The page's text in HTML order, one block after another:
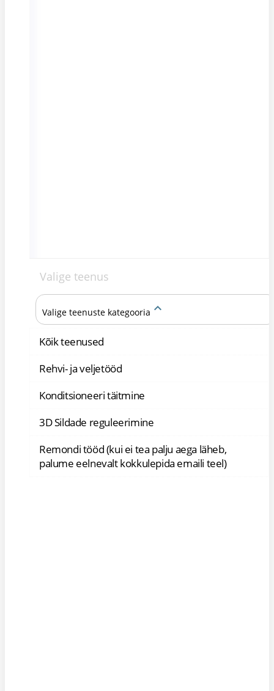
Valige teenus
Valige teenuste kategooria keyboard_arrow_up
Kõik teenused
Rehvi- ja veljetööd
Konditsioneeri täitmine
3D Sildade reguleerimine
Remondi tööd (kui ei tea palju aega läheb,
palume eelnevalt kokkulepida emaili teel)